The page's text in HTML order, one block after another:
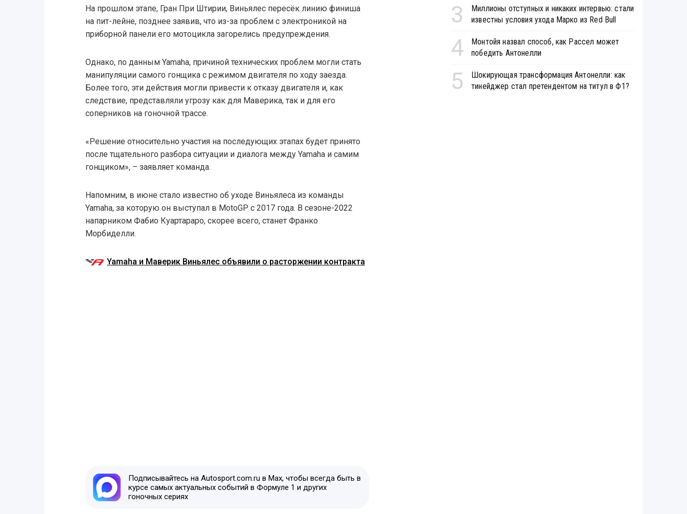
На прошлом этапе, Гран При Штирии, Виньялес пересёк линию финиша
на пит-лейне, позднее заявив, что из-за проблем с электроникой на
приборной панели его мотоцикла загорелись предупреждения.
Однако, по данным Yamaha, причиной технических проблем могли стать
манипуляции самого гонщика с режимом двигателя по ходу заезда.
Более того, эти действия могли привести к отказу двигателя и, как
следствие, представляли угрозу как для Маверика, так и для его
соперников на гоночной трассе.
«Решение относительно участия на последующих этапах будет принято
после тщательного разбора ситуации и диалога между Yamaha и самим
гонщиком», – заявляет команда.
Напомним, в июне стало известно об уходе Виньялеса из команды
Yamaha, за которую он выступал в MotoGP с 2017 года. В сезоне-2022
напарником Фабио Куартараро, скорее всего, станет Франко
Морбиделли.
Yamaha и Маверик Виньялес объявили о расторжении контракта
Подписывайтесь на Autosport.com.ru в Max, чтобы всегда быть в
курсе самых актуальных событий в Формуле 1 и других
гоночных сериях
3
Миллионы отступных и никаких интервью: стали
известны условия ухода Марко из Red Bull
4
Монтойя назвал способ, как Рассел может
победить Антонелли
5
Шокирующая трансформация Антонелли: как
тинейджер стал претендентом на титул в Ф1?